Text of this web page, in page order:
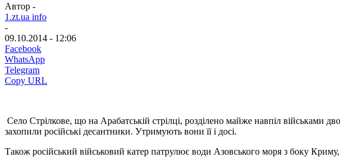
Автор -
1.zt.ua info
-
09.10.2014 - 12:06
Facebook
WhatsApp
Telegram
Copy URL
Село Стрілкове, що на Арабатській стрілці, розділено майже навпіл військами
захопили російські десантники. Утримують вони її і досі.
Також російський військовий катер патрулює води Азовського моря з боку Криму,